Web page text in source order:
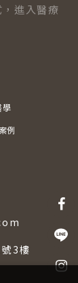
進入醫療
學
例
3樓